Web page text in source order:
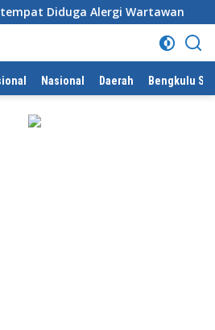
Diduga Alergi Wartawan
Nasional Daerah Bengkulu